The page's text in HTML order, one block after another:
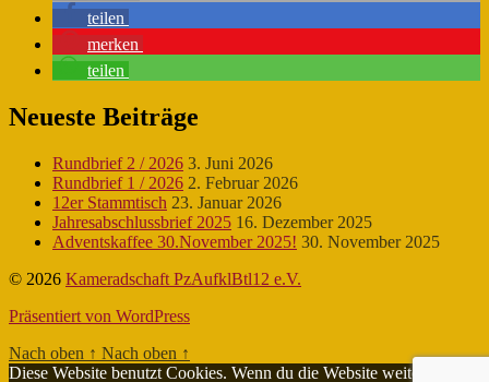
teilen
merken
teilen
Neueste Beiträge
Rundbrief 2 / 2026 3. Juni 2026
Rundbrief 1 / 2026 2. Februar 2026
12er Stammtisch 23. Januar 2026
Jahresabschlussbrief 2025 16. Dezember 2025
Adventskaffee 30.November 2025! 30. November 2025
© 2026 Kameradschaft PzAufklBtl12 e.V.
Präsentiert von WordPress
Nach oben ↑ Nach oben ↑
Diese Website benutzt Cookies. Wenn du die Website weiter nutzt,